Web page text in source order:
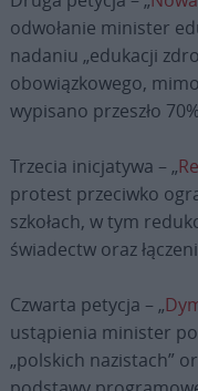
odwołanie minister
nadaniu „edukacji
obowiązkowego,
wypisano przeszło
Trzecia inicjatywa – „
protest przeciwko
szkołach, w tym
świadectw oraz
Czwarta petycja – „
ustąpienia minister
„polskich nazistach”